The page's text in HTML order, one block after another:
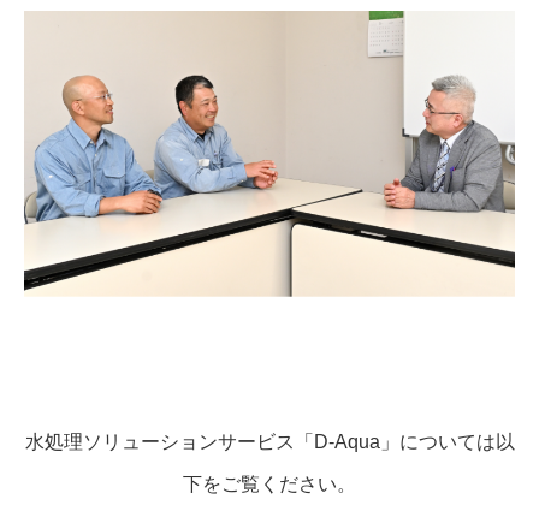
水処理ソリューションサービス「D-Aqua」については以
下をご覧ください。